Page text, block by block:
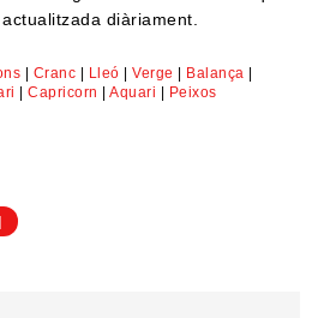
diàriament.
Cranc Lleó Verge Balança
Capricorn Aquari Peixos